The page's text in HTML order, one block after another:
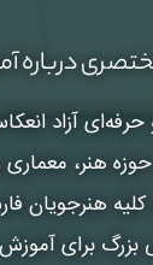
درباره
آزاد
هنر، معماری
هنرجویان
بزرگ برای